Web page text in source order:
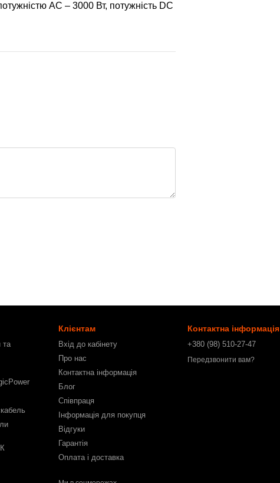
АС – 3000 Вт, потужність DC
та
Клієнтам
Вхід до кабінету
Про нас
Контактна інформація
Блог
Співпраця
Інформація для покупця
Відгуки
Гарантія
Оплата і доставка
Контактна інформація
+380 (98) 510-27-47
Передзвонити вам?